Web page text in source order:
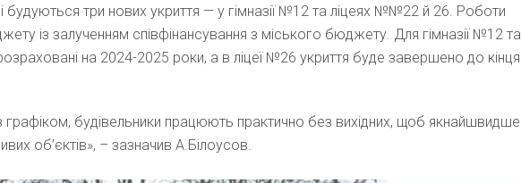
будуються три нових укриття — у гімназії №12 та ліцеях №№22 й 26. Роботи
із залученням співфінансування з міського бюджету. Для гімназії №12 та
на 2024-2025 роки, а в ліцеї №26 укриття буде завершено до кінця
графіком, будівельники працюють практично без вихідних, щоб якнайшвидше
об’єктів», – зазначив А.Білоусов.